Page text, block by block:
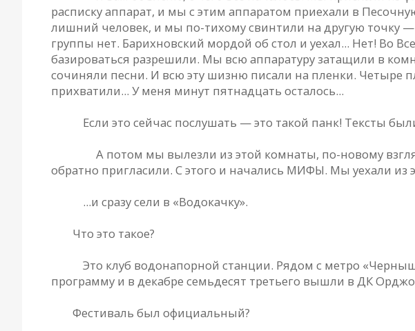
расписку аппарат, и мы с этим аппаратом приехали в
лишний человек, и мы по-тихому свинтили на другую точку —
группы нет. Барихновский мордой об стол и уехал... Нет! Во
базироваться разрешили. Мы всю аппаратуру затащили в
сочиняли песни. И всю эту шизню писали на пленки. Четыре
прихватили... У меня минут пятнадцать осталось...
Если это сейчас послушать — это такой панк! Тексты
А потом мы вылезли из этой комнаты, по-новому
обратно пригласили. С этого и начались МИФЫ. Мы уехали из
...и сразу сели в «Водокачку».
Что это такое?
Это клуб водонапорной станции. Рядом с метро
программу и в декабре семьдесят третьего вышли в ДК
Фестиваль был официальный?